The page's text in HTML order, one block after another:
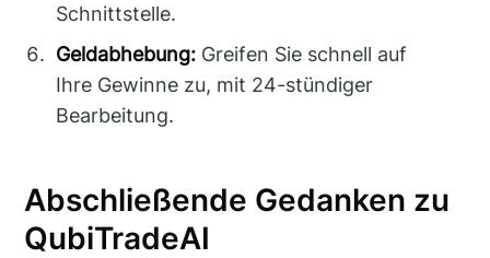
Schnittstelle.
Geldabhebung: Greifen Sie schnell auf
Ihre Gewinne zu, mit 24-stündiger
Bearbeitung.
Abschließende Gedanken zu
QubiTradeAI